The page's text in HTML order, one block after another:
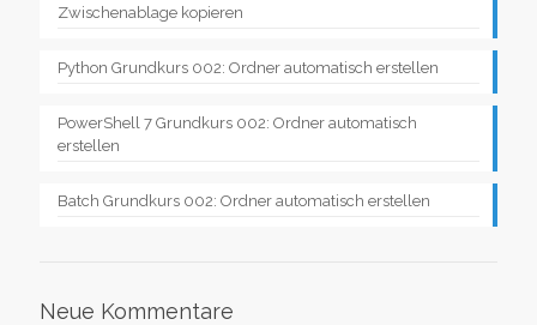
Zwischenablage kopieren
Python Grundkurs 002: Ordner automatisch erstellen
PowerShell 7 Grundkurs 002: Ordner automatisch
erstellen
Batch Grundkurs 002: Ordner automatisch erstellen
Neue Kommentare